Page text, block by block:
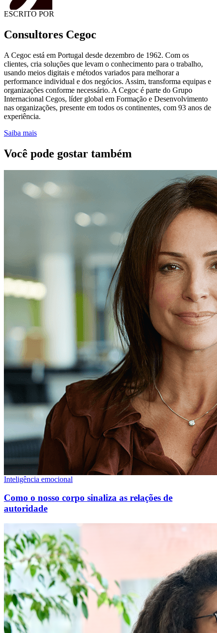
ESCRITO POR
Consultores Cegoc
A Cegoc está em Portugal desde dezembro de 1962. Com os
clientes, cria soluções que levam o conhecimento para o trabalho,
usando meios digitais e métodos variados para melhorar a
performance individual e dos negócios. Assim, transforma equipas e
organizações conforme necessário. A Cegoc é parte do Grupo
Internacional Cegos, líder global em Formação e Desenvolvimento
nas organizações, presente em todos os continentes, com 93 anos de
experiência.
Saiba mais
Você pode gostar também
Inteligência emocional
Como o nosso corpo sinaliza as relações de
autoridade